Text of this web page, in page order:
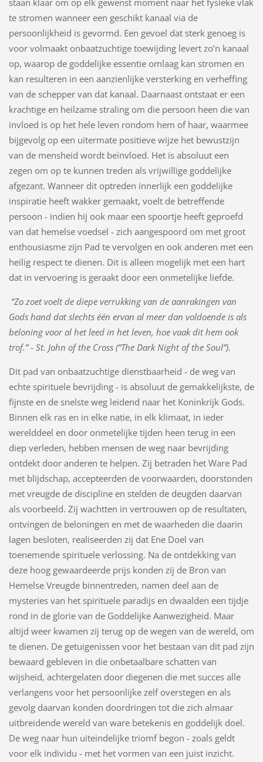
te stromen wanneer een geschikt kanaal via de
persoonlijkheid is gevormd. Een gevoel dat sterk genoeg is
voor volmaakt onbaatzuchtige toewijding levert zo’n kanaal
op, waarop de goddelijke essentie omlaag kan stromen en
kan resulteren in een aanzienlijke versterking en verheffing
van de schepper van dat kanaal. Daarnaast ontstaat er een
krachtige en heilzame straling om die persoon heen die van
invloed is op het hele leven rondom hem of haar, waarmee
bijgevolg op een uitermate positieve wijze het bewustzijn
van de mensheid wordt beïnvloed. Het is absoluut een
zegen om op te kunnen treden als vrijwillige goddelijke
afgezant. Wanneer dit optreden innerlijk een goddelijke
inspiratie heeft wakker gemaakt, voelt de betreffende
persoon - indien hij ook maar een spoortje heeft geproefd
van dat hemelse voedsel - zich aangespoord om met groot
enthousiasme zijn Pad te vervolgen en ook anderen met een
heilig respect te dienen. Dit is alleen mogelijk met een hart
dat in vervoering is geraakt door een onmetelijke liefde.
“Zo zoet voelt de diepe verrukking van de aanrakingen van
Gods hand dat slechts één ervan al meer dan voldoende is als
beloning voor al het leed in het leven, hoe vaak dit hem ook
trof.” - St. John of the Cross (“The Dark Night of the Soul”).
Dit pad van onbaatzuchtige dienstbaarheid - de weg van
echte spirituele bevrijding - is absoluut de gemakkelijkste, de
fijnste en de snelste weg leidend naar het Koninkrijk Gods.
Binnen elk ras en in elke natie, in elk klimaat, in ieder
werelddeel en door onmetelijke tijden heen terug in een
diep verleden, hebben mensen de weg naar bevrijding
ontdekt door anderen te helpen. Zij betraden het Ware Pad
met blijdschap, accepteerden de voorwaarden, doorstonden
met vreugde de discipline en stelden de deugden daarvan
als voorbeeld. Zij wachtten in vertrouwen op de resultaten,
ontvingen de beloningen en met de waarheden die daarin
lagen besloten, realiseerden zij dat Ene Doel van
toenemende spirituele verlossing. Na de ontdekking van
deze hoog gewaardeerde prijs konden zij de Bron van
Hemelse Vreugde binnentreden, namen deel aan de
mysteries van het spirituele paradijs en dwaalden een tijdje
rond in de glorie van de Goddelijke Aanwezigheid. Maar
altijd weer kwamen zij terug op de wegen van de wereld, om
te dienen. De getuigenissen voor het bestaan van dit pad zijn
bewaard gebleven in die onbetaalbare schatten van
wijsheid, achtergelaten door diegenen die met succes alle
verlangens voor het persoonlijke zelf overstegen en als
gevolg daarvan konden doordringen tot die zich almaar
uitbreidende wereld van ware betekenis en goddelijk doel.
De weg naar hun uiteindelijke triomf begon - zoals geldt
voor elk individu - met het vormen van een juist inzicht.